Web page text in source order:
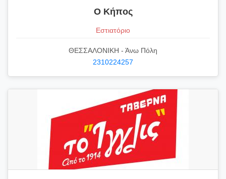
Ο Κήπος
Εστιατόριο
ΘΕΣΣΑΛΟΝΙΚΗ - Άνω Πόλη
2310224257